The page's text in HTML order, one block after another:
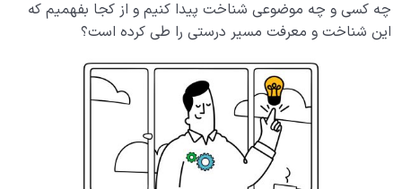
نتیجه غفلت از ابدیت چیست و چگونه زندگی ما را
لازمه های حرکت از دنیا به آخرت چیست؛ سلامت زندگی
دنیایی چه نقشی در آخرت ما دارد؟
عوامل ایجاد شک چیست؛ شک در مسیر چگونه ابدیت ما را
چه کسی و چه موضوعی شناخت پیدا کنیم و از کجا بفهمیم که
این شناخت و معرفت مسیر درستی را طی کرده است؟